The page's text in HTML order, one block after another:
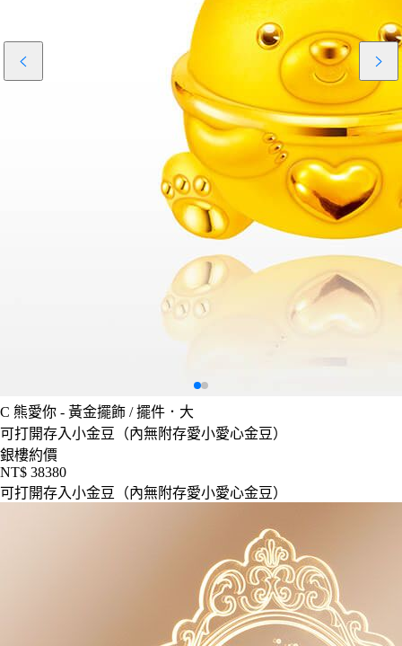
C 熊愛你 - 黃金擺飾 / 擺件．大
可打開存入小金豆（內無附存愛小愛心金豆）
銀樓約價
NT$ 38380
可打開存入小金豆（內無附存愛小愛心金豆）